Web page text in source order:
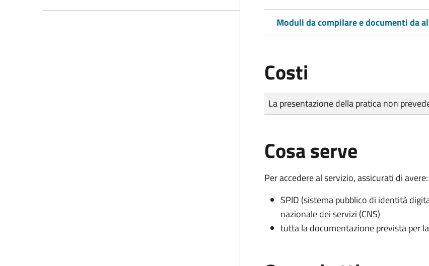
Moduli da compilare e documenti da
Costi
Tipo di pagamento
Importo
La presentazione della pratica non
Cosa serve
Per accedere al servizio, assicurati di avere:
SPID (sistema pubblico di identità
nazionale dei servizi (CNS)
tutta la documentazione prevista per